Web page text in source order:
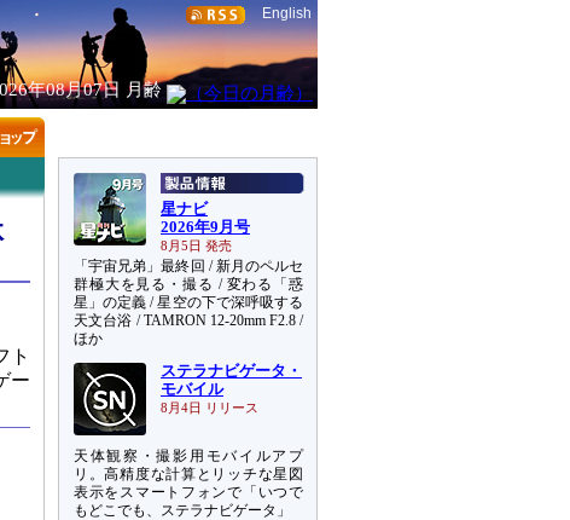
English
年08月07日 月齢
ト
ー
星ナビ
2026年9月号
8月5日 発売
「宇宙兄弟」最終回 / 新月のペルセ
群極大を見る・撮る / 変わる「惑
星」の定義 / 星空の下で深呼吸する
天文台浴 / TAMRON 12-20mm F2.8 /
ほか
ステラナビゲータ・
モバイル
8月4日 リリース
天体観察・撮影用モバイルアプ
リ。高精度な計算とリッチな星図
表示をスマートフォンで「いつで
もどこでも、ステラナビゲータ」